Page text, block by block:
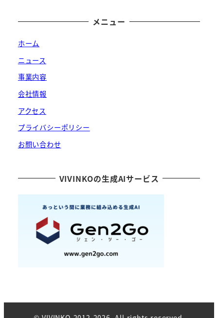
メニュー
ホーム
ニュース
事業内容
会社情報
アクセス
プライバシーポリシー
お問い合わせ
VIVINKOの生成AIサービス